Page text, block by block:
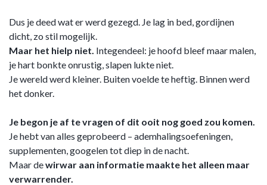
Dus je deed wat er werd gezegd. Je lag in bed, gordijnen
dicht, zo stil mogelijk.
Maar het hielp niet. Integendeel: je hoofd bleef maar malen,
je hart bonkte onrustig, slapen lukte niet.
Je wereld werd kleiner. Buiten voelde te heftig. Binnen werd
het donker.
Je begon je af te vragen of dit ooit nog goed zou komen.
Je hebt van alles geprobeerd – ademhalingsoefeningen,
supplementen, googelen tot diep in de nacht.
Maar dewirwar aan informatie maakte het alleen maar
verwarrender.